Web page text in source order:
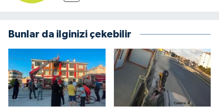
Bunlar da ilginizi çekebilir